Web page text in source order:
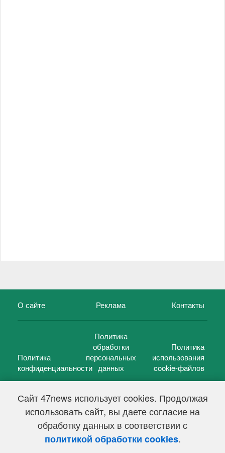
Сайт 47news использует cookies. Продолжая
использовать сайт, вы даете согласие на
обработку данных в соответствии с
политикой обработки cookies.
О сайте Реклама Контакты
Политика
конфиденциальности
Политика
обработки
персональных
данных
Политика
использования
cookie-файлов
47 новостей (47 news)2005 — 2026 г.
Свидетельство о регистрации СМИ Эл № ФС 77-39848, выдано
Федеральной службой по надзору в сфере связи,
информационных технологий и массовых коммуникаций